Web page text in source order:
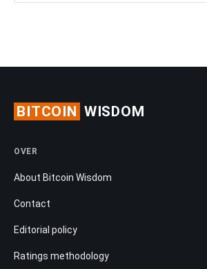
BITCOIN WISDOM
OVER
About Bitcoin Wisdom
Contact
Editorial policy
Ratings methodology